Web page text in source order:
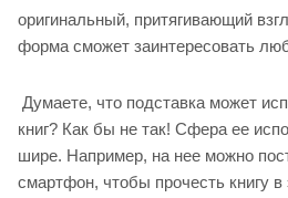
оригинальный, притягивающий
форма сможет заинтересовать
Думаете, что подставка может
книг? Как бы не так! Сфера ее
шире. Например, на нее можно
смартфон, чтобы прочесть книгу в